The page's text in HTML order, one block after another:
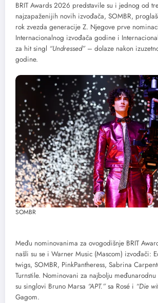
BRIT Awards 2026 predstavile su i jednog od
najzapaženijih novih izvođača, SOMBR,
rok zvezda generacije Z. Njegove prve
Internacionalnog izvođača godine i
za hit singl “Undressed”– dolaze nakon
godine.
SOMBR
Među nominovanima za ovogodišnje BRIT
našli su se i Warner Music (Mascom) izvođači:
twigs, SOMBR, PinkPantheress, Sabrina
Turnstile. Nominovani za najbolju
su singlovi Bruno Marsa “APT.”sa Rosé i “Die
Gagom.